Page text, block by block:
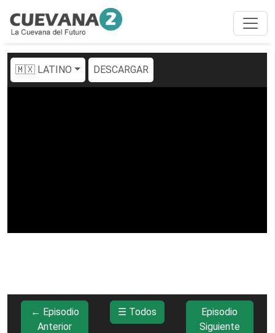
🇲🇽 LATINO DESCARGAR
← Episodio
Anterior
☰ Todos
Episodio
Siguiente